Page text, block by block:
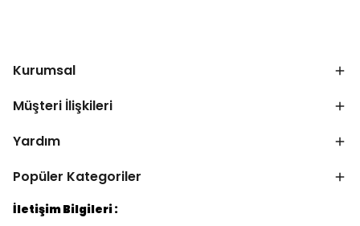
Kurumsal
Müşteri İlişkileri
Yardım
Popüler Kategoriler
İletişim Bilgileri :